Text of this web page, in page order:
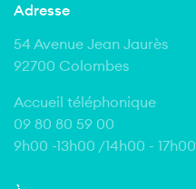
Adresse
54 Avenue Jean Jaurès
92700 Colombes
Accueil téléphonique
09 80 80 59 00
9h00 -13h00 /14h00 - 17h00